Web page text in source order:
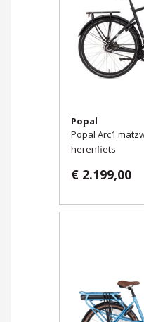
Popal
Popal Arc1
herenfiets
€ 2.199,00